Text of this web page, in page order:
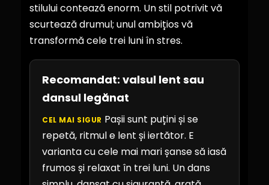
stilului contează enorm. Un stil potrivit vă
scurtează drumul; unul ambițios vă
transformă cele trei luni în stres.
Recomandat: valsul lent sau
dansul legănat
CEL MAI SIGUR Pașii sunt puțini și se
repetă, ritmul e lent și iertător. E
varianta cu cele mai mari șanse să iasă
frumos și relaxat în trei luni. Un dans